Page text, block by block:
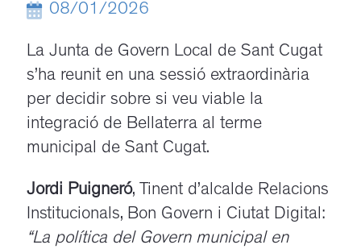
08/01/2026
La Junta de Govern Local de Sant Cugat
s’ha reunit en una sessió extraordinària
per decidir sobre si veu viable la
integració de Bellaterra al terme
municipal de Sant Cugat.
Jordi Puigneró, Tinent d’alcalde Relacions
Institucionals, Bon Govern i Ciutat Digital:
“La política del Govern municipal en